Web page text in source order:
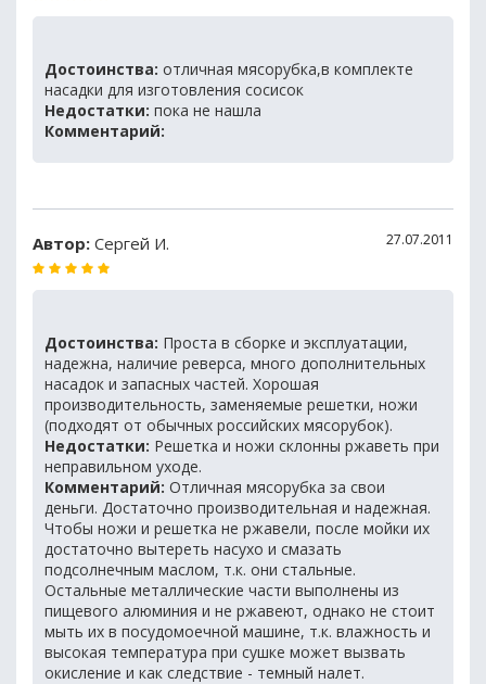
Достоинства: отличная мясорубка,в комплекте
насадки для изготовления сосисок
Недостатки: пока не нашла
Комментарий:
Автор: Сергей И. 27.07.2011
Достоинства: Проста в сборке и эксплуатации,
надежна, наличие реверса, много дополнительных
насадок и запасных частей. Хорошая
производительность, заменяемые решетки, ножи
(подходят от обычных российских мясорубок).
Недостатки: Решетка и ножи склонны ржаветь при
неправильном уходе.
Комментарий: Отличная мясорубка за свои
деньги. Достаточно производительная и надежная.
Чтобы ножи и решетка не ржавели, после мойки их
достаточно вытереть насухо и смазать
подсолнечным маслом, т.к. они стальные.
Остальные металлические части выполнены из
пищевого алюминия и не ржавеют, однако не стоит
мыть их в посудомоечной машине, т.к. влажность и
высокая температура при сушке может вызвать
окисление и как следствие - темный налет.